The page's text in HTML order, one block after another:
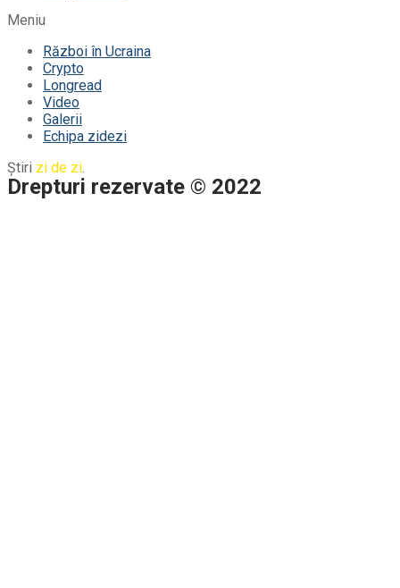
Meniu
Război în Ucraina
Crypto
Longread
Video
Galerii
Echipa zidezi
Știri zi de zi.
Drepturi rezervate © 2022